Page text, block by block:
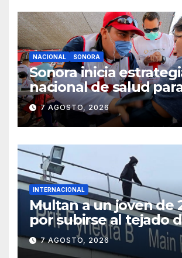
NACIONAL SONORA
Sonora inicia
nacional de salud
migrantes con
apoyo psicológico sin
importar su estatus
7 AGOSTO, 2026
INTERNACIONAL
Multan a un joven de
por subirse al tejado
hospital disfrazado de
Muerte” en Gales
7 AGOSTO, 2026